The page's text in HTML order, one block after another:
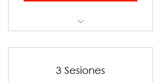
3 Sesiones